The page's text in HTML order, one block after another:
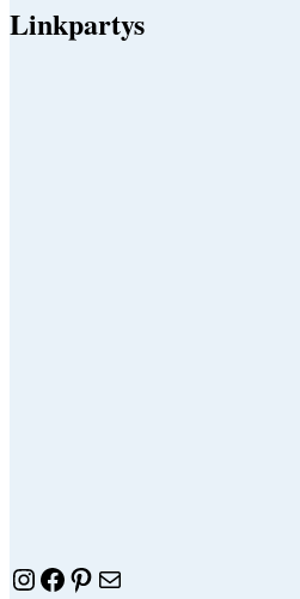
Linkpartys
Instagram
Facebook
Pinterest
E-Mail